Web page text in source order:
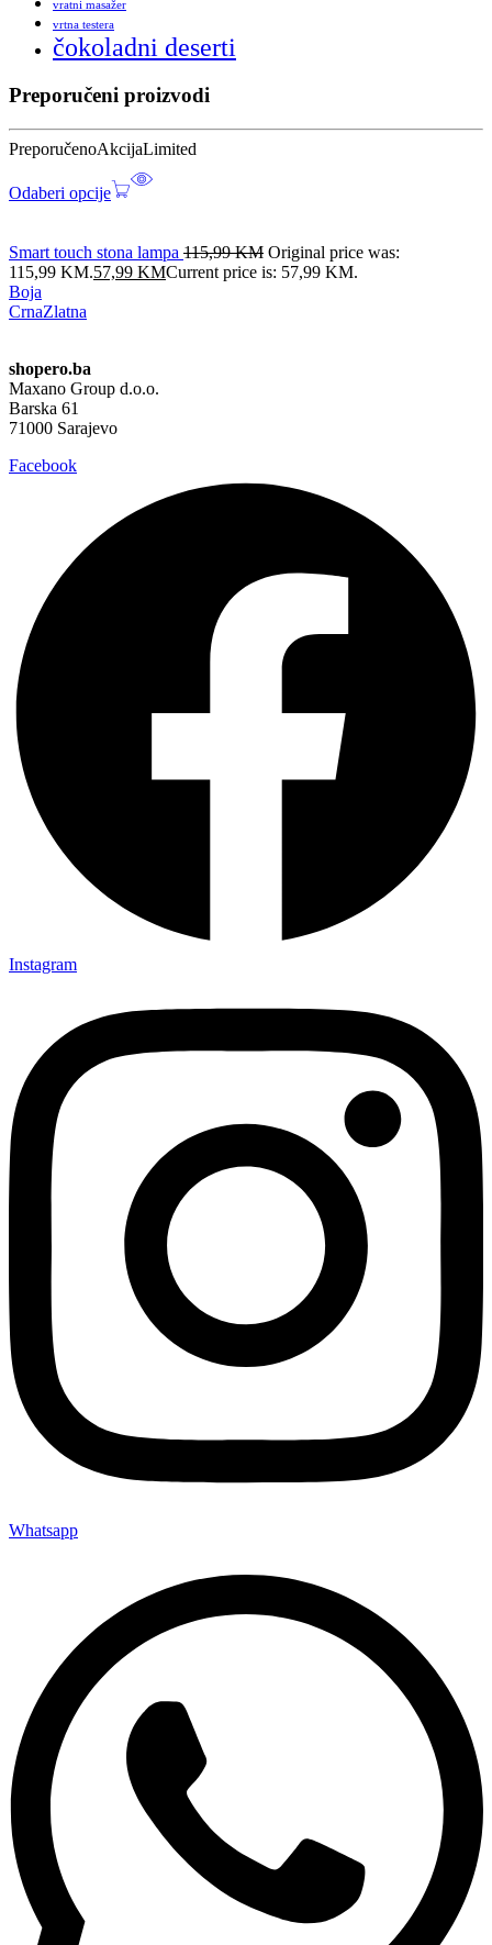
vratni masažer
vrtna testera
čokoladni deserti
Preporučeni proizvodi
PreporučenoAkcijaLimited
Odaberi opcije
Smart touch stona lampa 115,99KM Original price was:
115,99 KM.57,99 KMCurrent price is: 57,99 KM.
Boja
CrnaZlatna
shopero.ba
Maxano Group d.o.o.
Barska 61
71000 Sarajevo
Facebook
Instagram
Whatsapp